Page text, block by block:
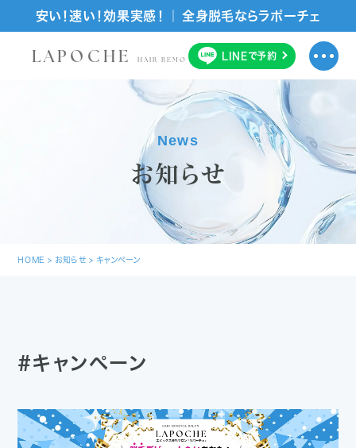
安い！速い！効果実感！ ｜ 全身脱毛ならラポーチェ
LAPOCHE HAIR REMOVAL SALONLINEで予約
News
お知らせ
HOME > お知らせ> キャンペーン
#キャンペーン